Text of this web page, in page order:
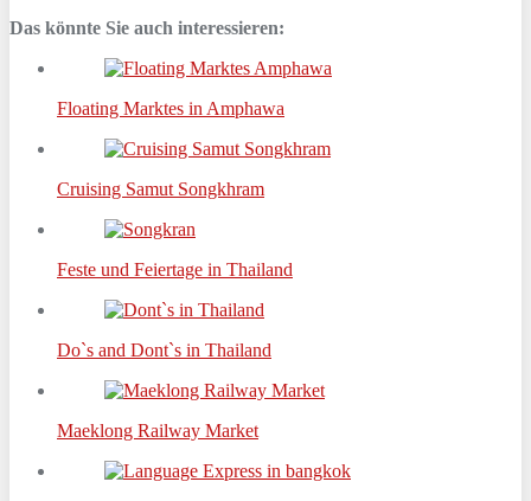
Das könnte Sie auch interessieren:
Floating Marktes in Amphawa
Cruising Samut Songkhram
Feste und Feiertage in Thailand
Do`s and Dont`s in Thailand
Maeklong Railway Market